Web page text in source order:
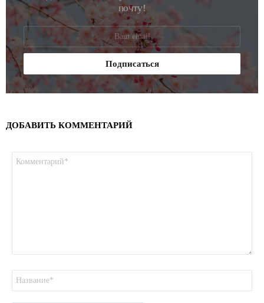
почту!
ДОБАВИТЬ КОММЕНТАРИЙ
Комментарий